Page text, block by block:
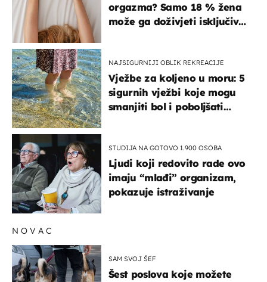
orgazma? Samo 18 % žena
može ga doživjeti isključivo
NAJSIGURNIJI OBLIK REKREACIJE
Vježbe za koljeno u moru: 5
sigurnih vježbi koje mogu
smanjiti bol i poboljšati
STUDIJA NA GOTOVO 1.900 OSOBA
Ljudi koji redovito rade ovo
imaju “mlađi” organizam,
pokazuje istraživanje
NOVAC
SAM SVOJ ŠEF
Šest poslova koje možete